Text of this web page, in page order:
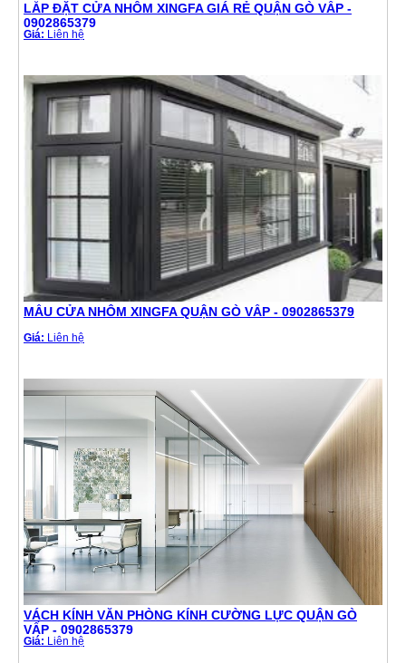
LẮP ĐẶT CỬA NHÔM XINGFA GIÁ RẺ QUẬN GÒ VẤP -
0902865379
Giá: Liên hệ
MẪU CỬA NHÔM XINGFA QUẬN GÒ VẤP - 0902865379
Giá: Liên hệ
VÁCH KÍNH VĂN PHÒNG KÍNH CƯỜNG LỰC QUẬN GÒ
VẤP - 0902865379
Giá: Liên hệ